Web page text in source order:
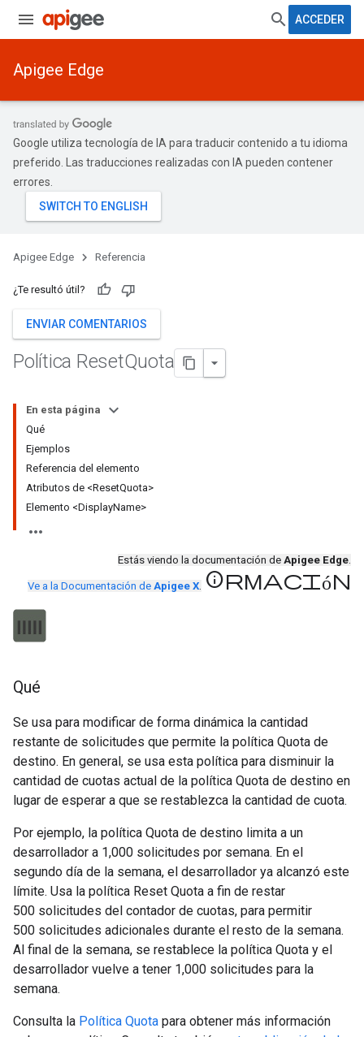
ACCEDER
Apigee Edge
Google utiliza tecnología de IA para traducir contenido a tu idioma
preferido. Las traducciones realizadas con IA pueden contener
errores.
Apigee Edge Referencia
¿Te resultó útil?
ENVIAR COMENTARIOS
Política ResetQuota
En esta página
Qué
Ejemplos
Referencia del elemento
Atributos de <ResetQuota>
Elemento <DisplayName>
Estás viendo la documentación de Apigee Edge.
Ve a la Documentación de Apigee X. información
Qué
Se usa para modificar de forma dinámica la cantidad
restante de solicitudes que permite la política Quota de
destino. En general, se usa esta política para disminuir la
cantidad de cuotas actual de la política Quota de destino en
lugar de esperar a que se restablezca la cantidad de cuota.
Por ejemplo, la política Quota de destino limita a un
desarrollador a 1,000 solicitudes por semana. En el
segundo día de la semana, el desarrollador ya alcanzó este
límite. Usa la política Reset Quota a fin de restar
500 solicitudes del contador de cuotas, para permitir
500 solicitudes adicionales durante el resto de la semana.
Al final de la semana, se restablece la política Quota y el
desarrollador vuelve a tener 1,000 solicitudes para la
semana.
Consulta la Política Quota para obtener más información